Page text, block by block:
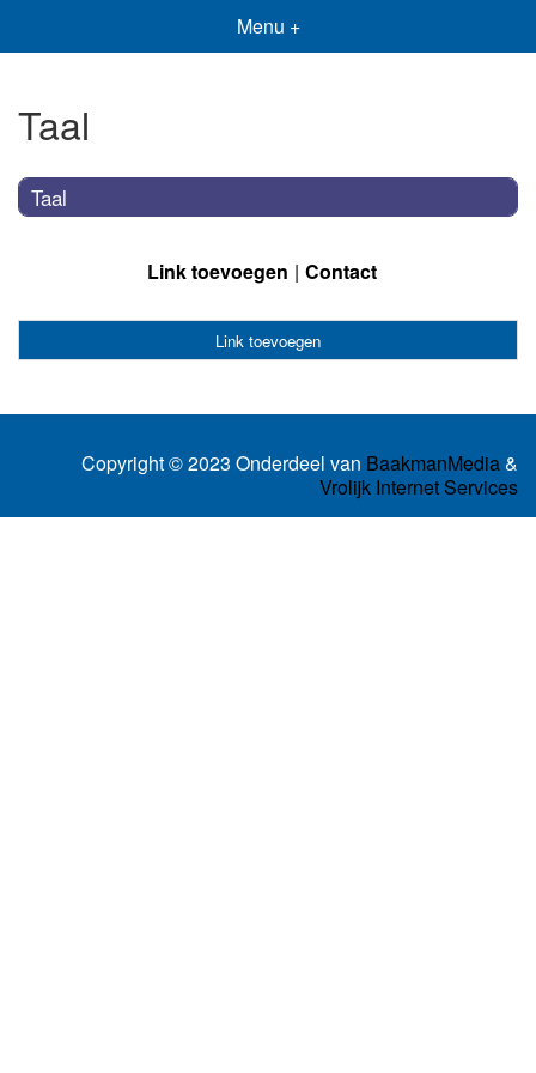
Menu +
Taal
Taal
Link toevoegen Contact
Link toevoegen
Copyright © 2023 Onderdeel van BaakmanMedia&
Vrolijk Internet Services